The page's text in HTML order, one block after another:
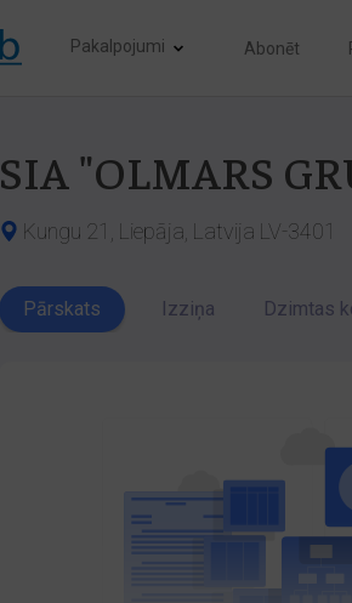
Pakalpojumi Abonēt
SIA "OLMARS
Kungu 21, Liepāja, Latvija LV-3401
Pārskats Izziņa Dzimtas